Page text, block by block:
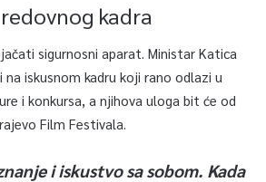
kadra
sigurnosni aparat. Ministar Katica
iskusnom kadru koji rano odlazi u
i konkursa, a njihova uloga bit će od
Film Festivala.
i iskustvo sa sobom. Kada